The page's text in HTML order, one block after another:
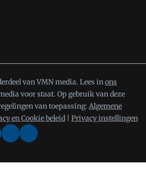
van VMN media. Lees inons
voor staat. Op gebruik van deze
van toepassing: Algemene
en Cookie beleid Privacy instellingen